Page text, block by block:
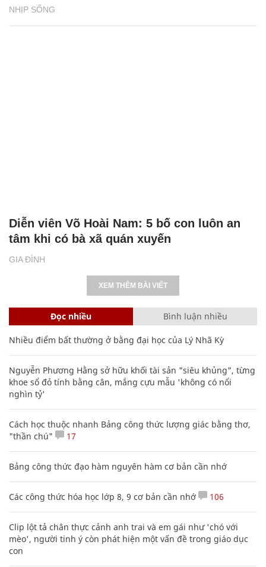
NHỊP SỐNG
GIA ĐÌNH
Diễn viên Võ Hoài Nam: 5 bố con luôn an
tâm khi có bà xã quán xuyến
XEM THÊM BÀI VIẾT
Đọc nhiều Bình luận nhiều
Nhiều điểm bất thường ở bằng đại học của Lý Nhã Kỳ
Nguyễn Phương Hằng sở hữu khối tài sản "siêu khủng", từng
khoe sổ đỏ tính bằng cân, mắng cựu mẫu 'không có nổi
nghìn tỷ'
Cách học thuộc nhanh Bảng công thức lượng giác bằng thơ,
"thần chú"
17
Bảng công thức đạo hàm nguyên hàm cơ bản cần nhớ
Các công thức hóa học lớp 8, 9 cơ bản cần nhớ 106
Clip lột tả chân thực cảnh anh trai và em gái như 'chó với
mèo', người tinh ý còn phát hiện một vấn đề trong giáo dục
con